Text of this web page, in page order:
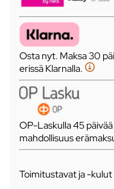
Osta nyt. Maksa 30
erissä Klarnalla.
OP-Laskulla 45
mahdollisuus
Toimitustavat ja -